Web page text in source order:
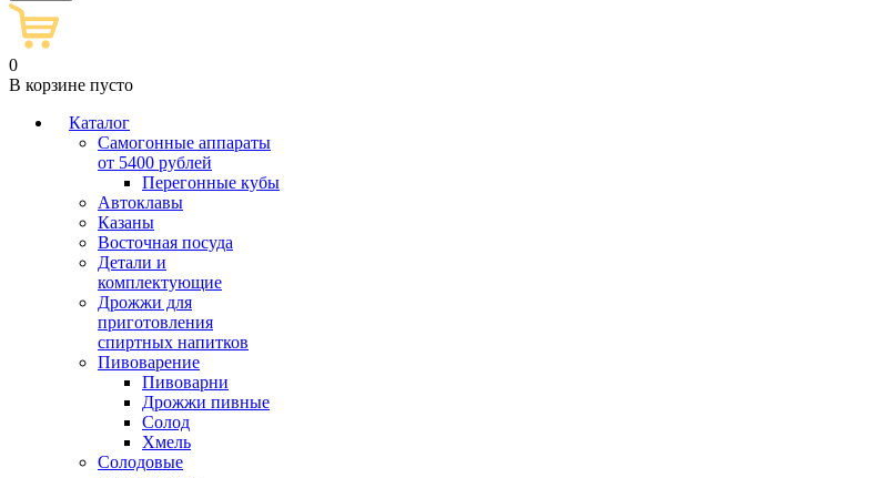
0
В корзине пусто
Каталог
Самогонные аппараты
от 5400 рублей
Перегонные кубы
Автоклавы
Казаны
Восточная посуда
Детали и
комплектующие
Дрожжи для
приготовления
спиртных напитков
Пивоварение
Пивоварни
Дрожжи пивные
Солод
Хмель
Солодовые